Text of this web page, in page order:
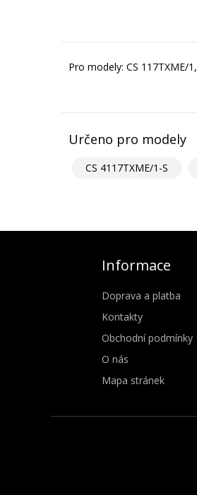
Pro modely: CS 117TXME/
Určeno pro modely
CS 4117TXME/1-S
Informace
Doprava a platba
Kontakty
Obchodní podmínky
O nás
Mapa stránek